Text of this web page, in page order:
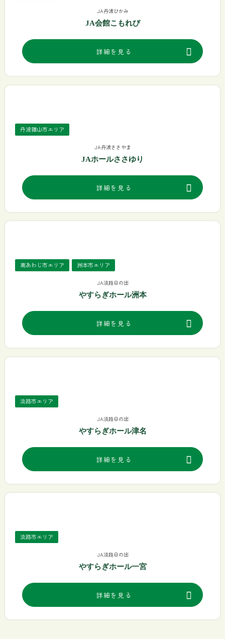
JA丹波ひかみ
JA会館こもれび
詳細を見る
丹波篠山市エリア
JA丹波ささやま
JAホールささゆり
詳細を見る
南あわじ市エリア 洲本市エリア
JA淡路日の出
やすらぎホール洲本
詳細を見る
淡路市エリア
JA淡路日の出
やすらぎホール津名
詳細を見る
淡路市エリア
JA淡路日の出
やすらぎホール一宮
詳細を見る